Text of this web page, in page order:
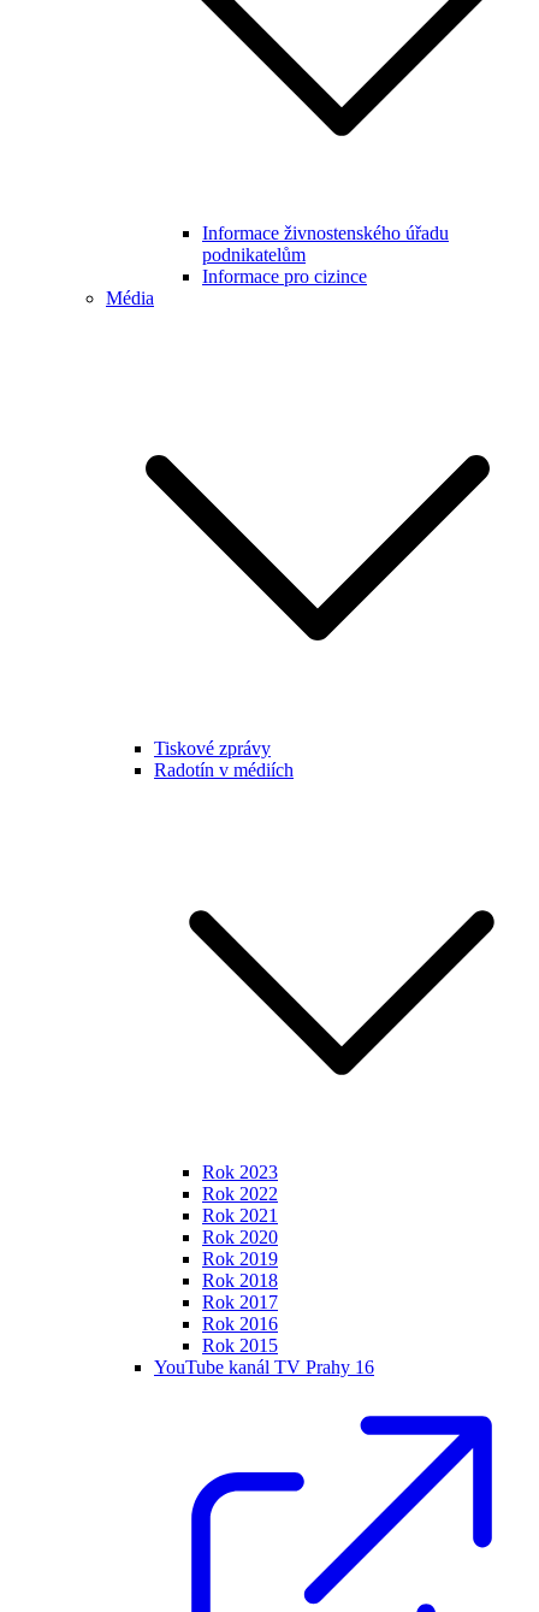
Informace živnostenského úřadu
podnikatelům
Informace pro cizince
Média
Tiskové zprávy
Radotín v médiích
Rok 2023
Rok 2022
Rok 2021
Rok 2020
Rok 2019
Rok 2018
Rok 2017
Rok 2016
Rok 2015
YouTube kanál TV Prahy 16